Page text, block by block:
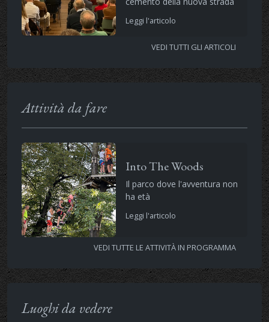
Leggi l'articolo
VEDI TUTTI GLI ARTICOLI
Attività da fare
Into The Woods
Il parco dove l'avventura non
ha età
Leggi l'articolo
VEDI TUTTE LE ATTIVITÀ IN PROGRAMMA
Luoghi da vedere